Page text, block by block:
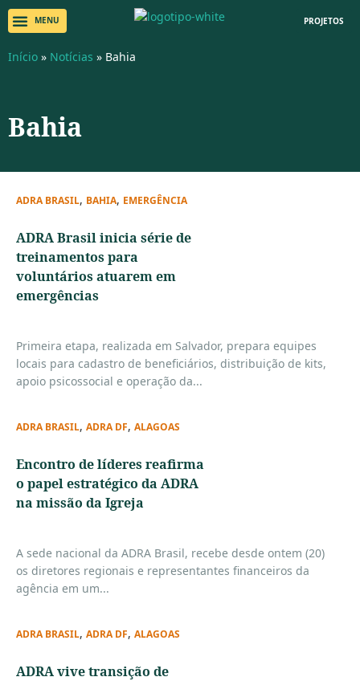
PROJETOS
Início » Notícias » Bahia
Bahia
ADRA BRASIL, BAHIA, EMERGÊNCIA
ADRA Brasil inicia série de
treinamentos para
voluntários atuarem em
emergências
Primeira etapa, realizada em Salvador, prepara equipes
locais para cadastro de beneficiários, distribuição de kits,
apoio psicossocial e operação da...
ADRA BRASIL, ADRA DF, ALAGOAS
Encontro de líderes reafirma
o papel estratégico da ADRA
na missão da Igreja
A sede nacional da ADRA Brasil, recebe desde ontem (20)
os diretores regionais e representantes financeiros da
agência em um...
ADRA BRASIL, ADRA DF, ALAGOAS
ADRA vive transição de